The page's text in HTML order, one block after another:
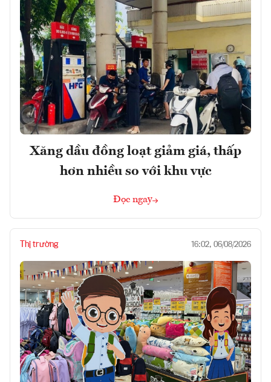
Xăng dầu đồng loạt giảm giá, thấp
hơn nhiều so với khu vực
Đọc ngay
Thị trường 16:02, 06/08/2026